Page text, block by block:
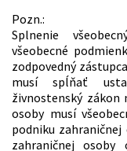
Pozn.:
Splnenie
všeobecné
zodpovedný
musí spĺňať
živnostenský zákon
osoby musí
podniku
zahraničnej osoby